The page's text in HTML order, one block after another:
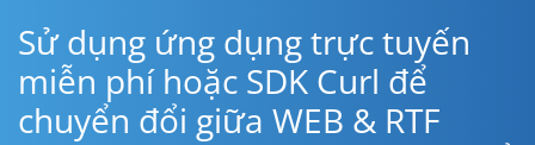
Sử dụng ứng dụng trực tuyến
miễn phí hoặc SDK Curl để
chuyển đổi giữa WEB & RTF